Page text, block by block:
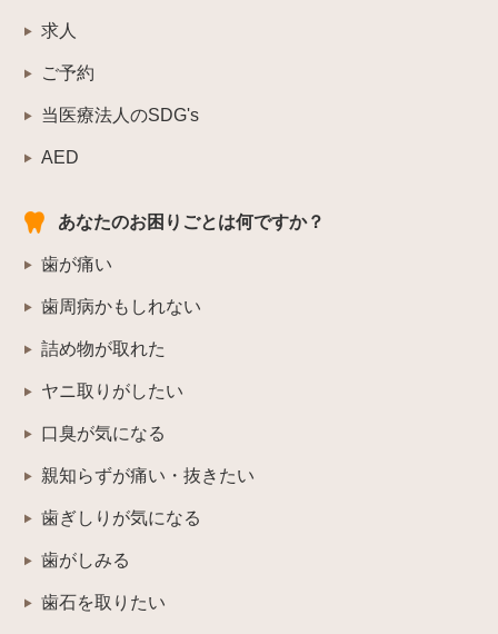
求人
ご予約
当医療法人のSDG's
AED
あなたのお困りごとは何ですか？
歯が痛い
歯周病かもしれない
詰め物が取れた
ヤニ取りがしたい
口臭が気になる
親知らずが痛い・抜きたい
歯ぎしりが気になる
歯がしみる
歯石を取りたい